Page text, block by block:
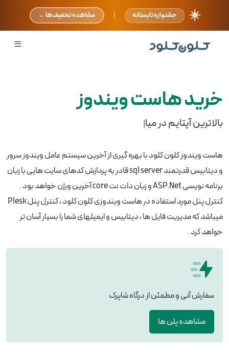
☀️ جشنواره تابستانه مشاهده تخفیف‌ها ←
خرید هاست ویندوز
بالاترین آپتایم در میان سرویس ده
هاست ویندوز کلون کلود با بهره گیری از آخرین سیستم عامل ویندوز سرور
و دیتابیس قدرتمند sql server قادر به پردازش کدهای سایت هایی با زبان
برنامه نویسی ASP.Net و زبان دات نت core آخرین ورژن خواهد بود .
کنترل پنل مورد استفاده در هاست ویندوزی کلون کلود ، کنترل پنل Plesk
میباشد که مدیریت فایل ها ، دیتابیس و ایمیلهای شما را بسیار آسان تر
خواهد کرد .
سفارش آنی و مطمئن از درگاه شاپرک
مشاهده پلن ها